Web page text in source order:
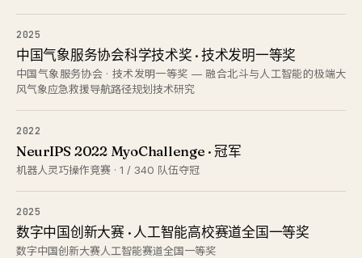
2025
中国气象服务协会科学技术奖 · 技术发明一等奖
中国气象服务协会 · 技术发明一等奖 — 融合北斗与人工智能的极端大
风气象应急救援导航路径规划技术研究
2022
NeurIPS 2022 MyoChallenge · 冠军
机器人灵巧操作竞赛 · 1 / 340 队伍夺冠
2025
数字中国创新大赛 · 人工智能高校赛道全国一等奖
数字中国创新大赛人工智能赛道全国一等奖